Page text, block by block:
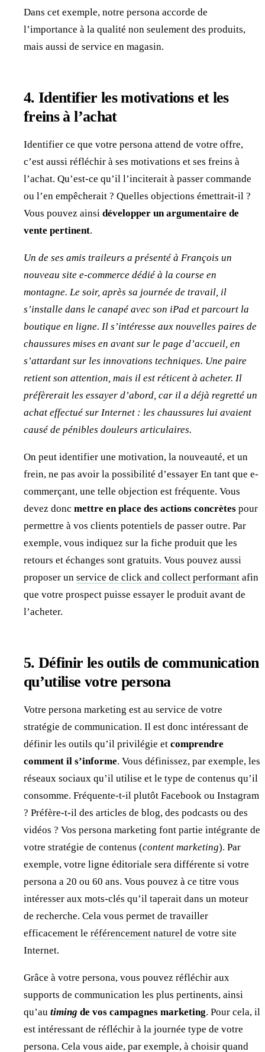
Dans cet exemple, notre persona accorde de
l’importance à la qualité non seulement des produits,
mais aussi de service en magasin.
4. Identifier les motivations et les
freins à l’achat
Identifier ce que votre persona attend de votre offre,
c’est aussi réfléchir à ses motivations et ses freins à
l’achat. Qu’est-ce qu’il l’inciterait à passer commande
ou l’en empêcherait ? Quelles objections émettrait-il ?
Vous pouvez ainsi développer un argumentaire de
vente pertinent.
Un de ses amis traileurs a présenté à François un
nouveau site e-commerce dédié à la course en
montagne. Le soir, après sa journée de travail, il
s’installe dans le canapé avec son iPad et parcourt la
boutique en ligne. Il s’intéresse aux nouvelles paires de
chaussures mises en avant sur le page d’accueil, en
s’attardant sur les innovations techniques. Une paire
retient son attention, mais il est réticent à acheter. Il
préfèrerait les essayer d’abord, car il a déjà regretté un
achat effectué sur Internet : les chaussures lui avaient
causé de pénibles douleurs articulaires.
On peut identifier une motivation, la nouveauté, et un
frein, ne pas avoir la possibilité d’essayer En tant que e-
commerçant, une telle objection est fréquente. Vous
devez donc mettre en place des actions concrètes pour
permettre à vos clients potentiels de passer outre. Par
exemple, vous indiquez sur la fiche produit que les
retours et échanges sont gratuits. Vous pouvez aussi
proposer un service de click and collect performant afin
que votre prospect puisse essayer le produit avant de
l’acheter.
5. Définir les outils de communication
qu’utilise votre persona
Votre persona marketing est au service de votre
stratégie de communication. Il est donc intéressant de
définir les outils qu’il privilégie et comprendre
comment il s’informe. Vous définissez, par exemple, les
réseaux sociaux qu’il utilise et le type de contenus qu’il
consomme. Fréquente-t-il plutôt Facebook ou Instagram
? Préfère-t-il des articles de blog, des podcasts ou des
vidéos ? Vos persona marketing font partie intégrante de
votre stratégie de contenus (content marketing). Par
exemple, votre ligne éditoriale sera différente si votre
persona a 20 ou 60 ans. Vous pouvez à ce titre vous
intéresser aux mots-clés qu’il taperait dans un moteur
de recherche. Cela vous permet de travailler
efficacement le référencement naturel de votre site
Internet.
Grâce à votre persona, vous pouvez réfléchir aux
supports de communication les plus pertinents, ainsi
qu’au timing de vos campagnes marketing. Pour cela, il
est intéressant de réfléchir à la journée type de votre
persona. Cela vous aide, par exemple, à choisir quand